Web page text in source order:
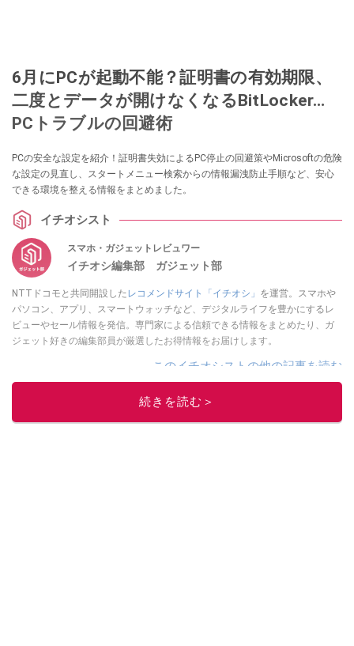
6月にPCが起動不能？証明書の有効期限、
二度とデータが開けなくなるBitLocker…
PCトラブルの回避術
PCの安全な設定を紹介！証明書失効によるPC停止の回避策やMicrosoftの危険
な設定の見直し、スタートメニュー検索からの情報漏洩防止手順など、安心
できる環境を整える情報をまとめました。
イチオシスト
スマホ・ガジェットレビュワー
イチオシ編集部 ガジェット部
NTTドコモと共同開設した レコメンドサイト「イチオシ」 を運営。スマホや
パソコン、アプリ、スマートウォッチなど、デジタルライフを豊かにするレ
ビューやセール情報を発信。専門家による信頼できる情報をまとめたり、ガ
ジェット好きの編集部員が厳選したお得情報をお届けします。
このイチオシストの他の記事を読む
続きを読む＞